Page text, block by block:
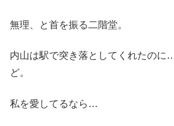
無理、と首を振る二階堂。
内山は駅で突き落としてくれたのに
ど。
私を愛してるなら…